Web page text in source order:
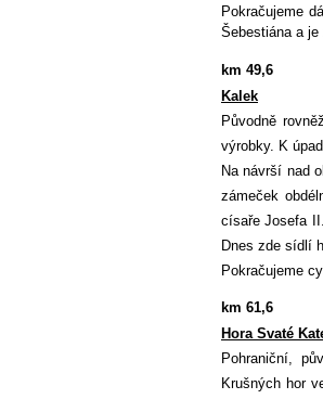
Pokračujeme
Šebestiána a
km 49,6
Kalek
Původně
výrobky. K
Na návrší nad
zámeček
císaře Josefa
Dnes zde sídlí
Pokračujeme
km 61,6
Hora Svaté
Pohraniční,
Krušných hor